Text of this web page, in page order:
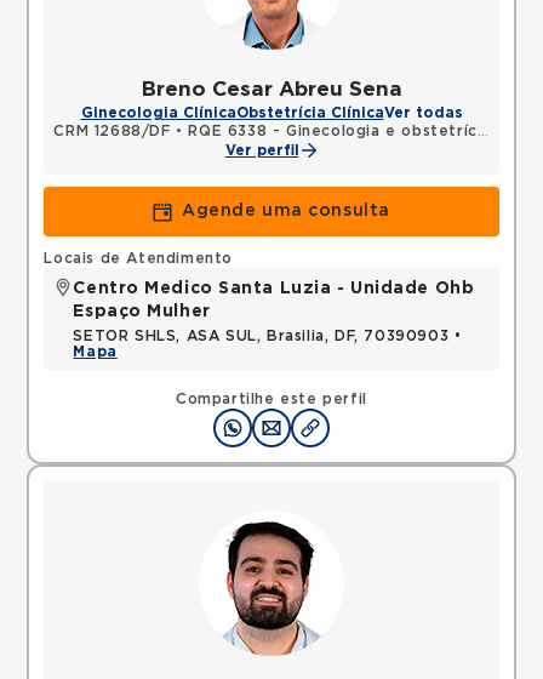
Breno Cesar Abreu Sena
Ginecologia ClínicaObstetrícia ClínicaVer todas
CRM 12688/DF •
RQE 6338 - Ginecologia e obstetrícia
Ver perfil
Agende uma consulta
Compartilhe este perfil
Locais de Atendimento
Centro Medico Santa Luzia - Unidade Ohb
Espaço Mulher
SETOR SHLS, ASA SUL, Brasilia, DF, 70390903 •
Mapa